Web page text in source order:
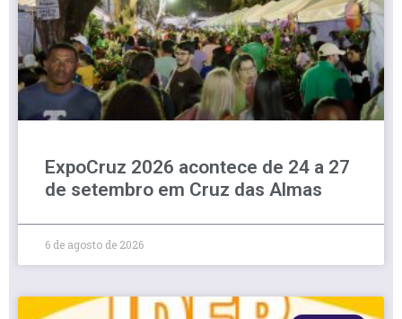
ExpoCruz 2026 acontece de 24 a 27
de setembro em Cruz das Almas
6 de agosto de 2026